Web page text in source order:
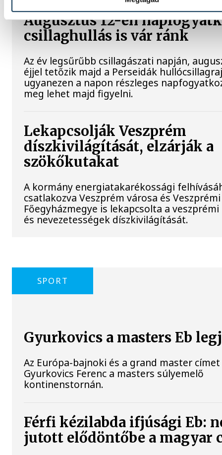
Augusztus 12-én
csillaghullás is vár ránk
Az év legsűrűbb csillagászati napján,
éjjel tetőzik majd a Perseidák
ugyanezen a napon részleges
meg lehet majd figyelni.
Lekapcsolják Veszprém
díszkivilágítását, elzárják a
szökőkutakat
A kormány energiatakarékossági
csatlakozva Veszprém városa és Veszprémi
Főegyházmegye is lekapcsolta a
és nevezetességek díszkivilágítását.
SPORT
Gyurkovics a masters Eb
Az Európa-bajnoki és a grand master
Gyurkovics Ferenc a masters súlyemelő
kontinenstornán.
Férfi kézilabda ifjúsági Eb:
jutott elődöntőbe a magyar